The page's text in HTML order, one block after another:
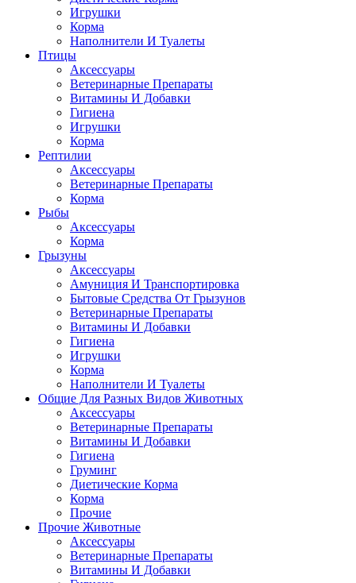
Игрушки
Корма
Наполнители И Туалеты
Птицы
Аксессуары
Ветеринарные Препараты
Витамины И Добавки
Гигиена
Игрушки
Корма
Рептилии
Аксессуары
Ветеринарные Препараты
Корма
Рыбы
Аксессуары
Корма
Грызуны
Аксессуары
Амуниция И Транспортировка
Бытовые Средства От Грызунов
Ветеринарные Препараты
Витамины И Добавки
Гигиена
Игрушки
Корма
Наполнители И Туалеты
Общие Для Разных Видов Животных
Аксессуары
Ветеринарные Препараты
Витамины И Добавки
Гигиена
Груминг
Диетические Корма
Корма
Прочие
Прочие Животные
Аксессуары
Ветеринарные Препараты
Витамины И Добавки